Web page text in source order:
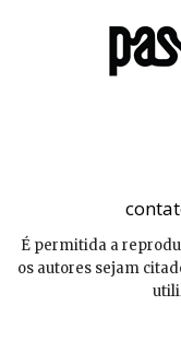
É permitida a
os autores sejam